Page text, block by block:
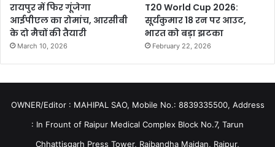
रायपुर में फिर गूंजेगा
आईपीएल का रोमांच, आरसीबी
के दो मैचों की तैयारी
March 10, 2026
T20 World Cup 2026:
सूर्यकुमार 18 रन पर आउट,
भारत को बड़ा झटका
February 22, 2026
OWNER/Editor : MAHIPAL SAO, Mobile No.: 8839335500, Address
: In Frount of Raipur Medical Complex Block No.7, Tarun
Chhattisgarh Press Tower, Rajbandha Maidan, Raipur,